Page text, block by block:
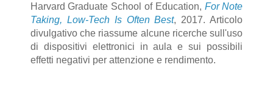
Harvard Graduate School of Education, For Note
Taking, Low-Tech Is Often Best, 2017. Articolo
divulgativo che riassume alcune ricerche sull'uso
di dispositivi elettronici in aula e sui possibili
effetti negativi per attenzione e rendimento.